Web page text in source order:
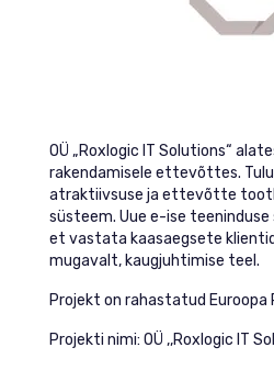
OÜ „Roxlogic IT Solutions“
rakendamisele ettevõttes.
atraktiivsuse ja ettevõtte
süsteem. Uue e-ise
et vastata kaasaegsete
mugavalt, kaugjuhtimise teel.
Projekt on rahastatud Euroopa
Projekti nimi: OÜ ,,Roxlogic IT